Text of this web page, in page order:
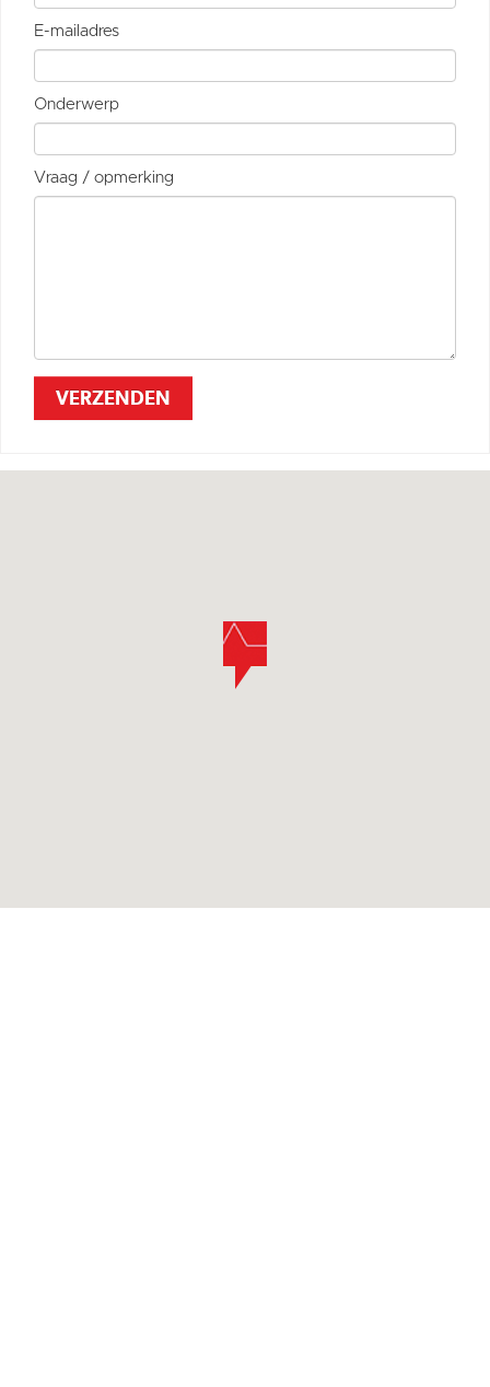
E-mailadres
Onderwerp
Vraag / opmerking
VERZENDEN